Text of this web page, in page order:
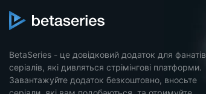
BetaSeries - це довідковий додаток для фанатів
серіалів, які дивляться стрімінгові платформи.
Завантажуйте додаток безкоштовно, вносьте